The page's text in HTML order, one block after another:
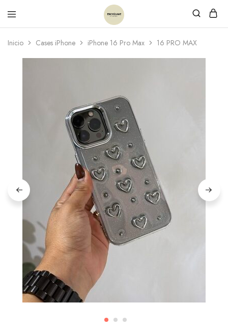
Inicio Cases iPhone iPhone 16 Pro Max 16 PRO MAX